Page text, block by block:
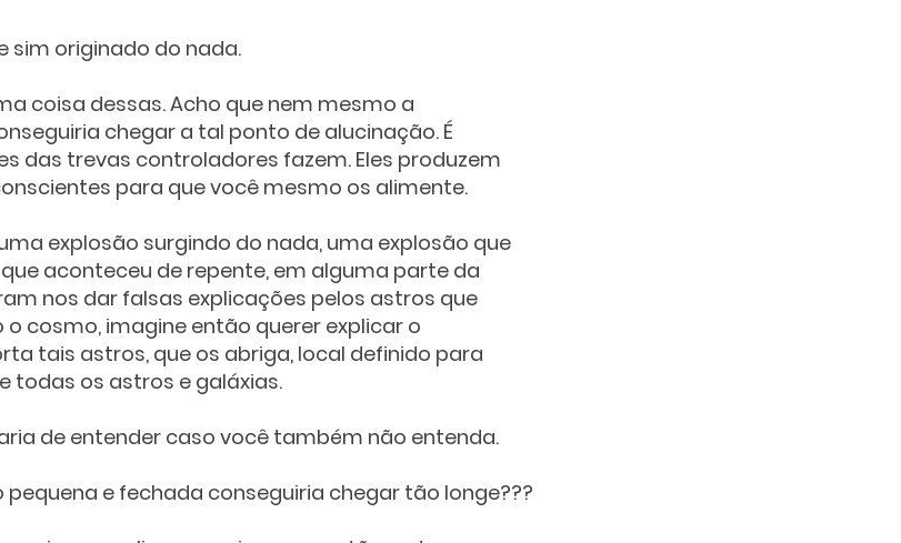
sim originado do nada.
coisa dessas. Acho que nem mesmo a
chegar a tal ponto de alucinação. É
das trevas controladores fazem. Eles produzem
para que você mesmo os alimente.
explosão surgindo do nada, uma explosão que
aconteceu de repente, em alguma parte da
nos dar falsas explicações pelos astros que
cosmo, imagine então querer explicar o
tais astros, que os abriga, local definido para
todas os astros e galáxias.
de entender caso você também não entenda.
e fechada conseguiria chegar tão longe???